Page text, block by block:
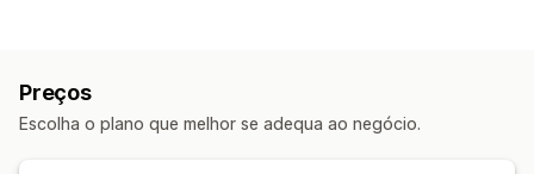
Lista de desejos dos visitantes
Gestão de listas
Preços
Escolha o plano que melhor se adequa ao negócio.